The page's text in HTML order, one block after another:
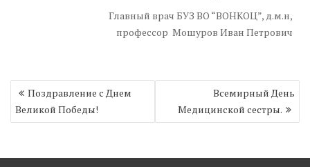
Главный врач БУЗ ВО “ВОНКОЦ”, д.м.н,
профессор Мошуров Иван Петрович
Навигация
по
записям
Поздравление с Днем
Великой Победы!
Всемирный День
Медицинской сестры.